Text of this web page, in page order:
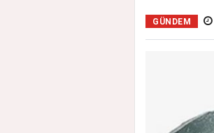
GÜNDEM